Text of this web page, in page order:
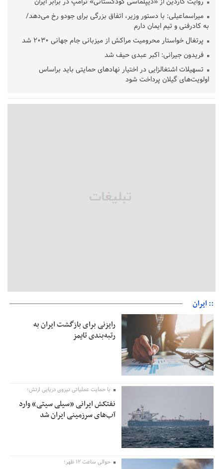
میراسماعیلی: با دستور وزیر، اتفاق بزرگی برای جودو رخ می‌دهد/
به کادرفنی و تیم ایمان دارم
پرتغال خواستار محرومیت مراکش از میزبانی جام جهانی ۲۰۳۰ شد
فریدون جیرانی: اکبر عبدی حیف شد
تسهیلات اشتغالزایی در اختیار نهادهای حمایتی باید براساس
اولویت‌های گیلان پرداخت شود
قلعه‌نویی مشخص شد
:: ایران
رایزنی برای بازگشت ایران به
رتبه‌بندی تایمز
با حمایت عملیاتی نیروی دریایی ارتش؛
نفتکش ایرانی «سیلی سیتی» وارد
آب‌های سرزمینی ایران شد
حوالی ساعت ۱۲ ظهر؛